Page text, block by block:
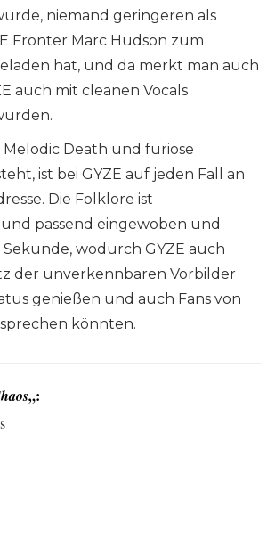
niemand geringeren als
Fronter Marc Hudson zum
hat, und da merkt man auch
auch mit cleanen Vocals
Death und furiose
ist bei GYZE auf jeden Fall an
Die Folklore ist
passend eingewoben und
wodurch GYZE auch
der unverkennbaren Vorbilder
genießen und auch Fans von
könnten.
„: